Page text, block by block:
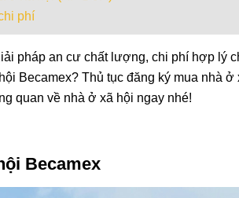
phí
pháp an cư chất lượng, chi phí hợp lý
Becamex? Thủ tục đăng ký mua nhà
quan về nhà ở xã hội ngay nhé!
Becamex